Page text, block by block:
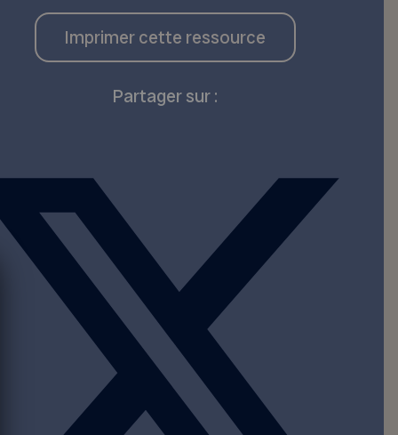
Imprimer cette ressource
Partager sur :